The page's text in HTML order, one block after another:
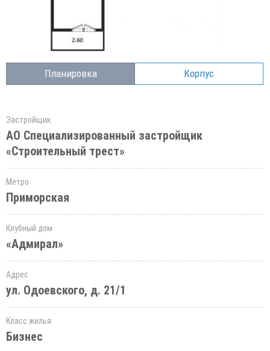
Планировка Корпус
Застройщик
АО Специализированный застройщик
«Строительный трест»
Метро
Приморская
Клубный дом
«Адмирал»
Адрес
ул. Одоевского, д. 21/1
Класс жилья
Бизнес